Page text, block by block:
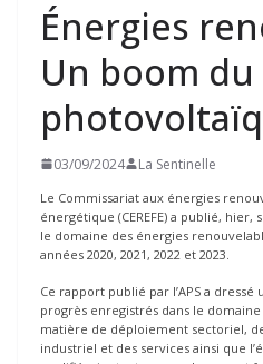
Énergies
Un boom
03/09/2024 La Sentinelle
Le Commissariat aux énergies
énergétique (CEREFE) a publié,
le domaine des énergies
années 2020, 2021, 2022 et 2023.
Ce rapport publié par l’APS a
progrès enregistrés dans le
matière de déploiement sectoriel,
industriel et des services ainsi que